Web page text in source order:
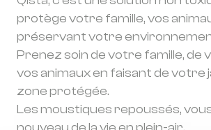
protège votre famille, vos
préservant votre
Prenez soin de votre famille, de
vos animaux en faisant de votre
zone protégée.
Les moustiques repoussés,